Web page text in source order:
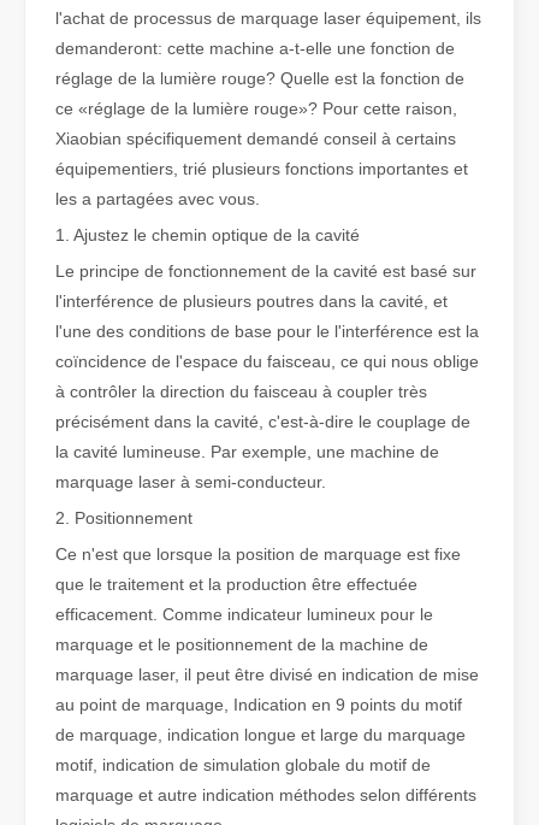
Qu'est-ce que la découpe laser de tubes ?
La découpe laser de tubes est une technologie clé dans une
Comment choisir votre partenaire de travail : machine de découpe laser
La découpe laser du métal est une méthode de précision
l'achat de processus de marquage laser équipement, ils
demanderont: cette machine a-t-elle une fonction de
réglage de la lumière rouge? Quelle est la fonction de
ce «réglage de la lumière rouge»? Pour cette raison,
Xiaobian spécifiquement demandé conseil à certains
équipementiers, trié plusieurs fonctions importantes et
les a partagées avec vous.
1. Ajustez le chemin optique de la cavité
Le principe de fonctionnement de la cavité est basé sur
l'interférence de plusieurs poutres dans la cavité, et
l'une des conditions de base pour le l'interférence est la
coïncidence de l'espace du faisceau, ce qui nous oblige
à contrôler la direction du faisceau à coupler très
précisément dans la cavité, c'est-à-dire le couplage de
la cavité lumineuse. Par exemple, une machine de
marquage laser à semi-conducteur.
2. Positionnement
Ce n'est que lorsque la position de marquage est fixe
que le traitement et la production être effectuée
efficacement. Comme indicateur lumineux pour le
marquage et le positionnement de la machine de
marquage laser, il peut être divisé en indication de mise
au point de marquage, Indication en 9 points du motif
de marquage, indication longue et large du marquage
motif, indication de simulation globale du motif de
marquage et autre indication méthodes selon différents